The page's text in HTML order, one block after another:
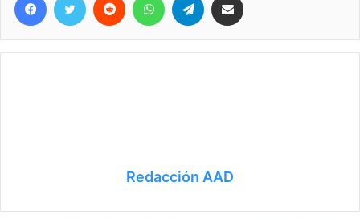
Redacción AAD